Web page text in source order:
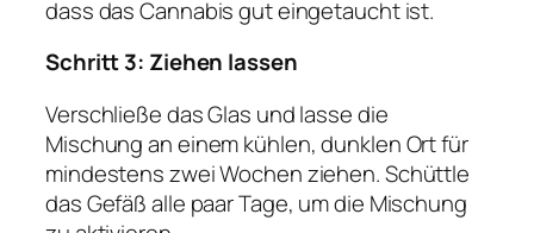
dass das Cannabis gut eingetaucht ist.
Schritt 3: Ziehen lassen
Verschließe das Glas und lasse die
Mischung an einem kühlen, dunklen Ort für
mindestens zwei Wochen ziehen. Schüttle
das Gefäß alle paar Tage, um die Mischung